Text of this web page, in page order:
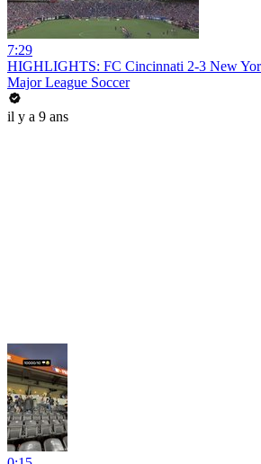
7:29
HIGHLIGHTS: FC Cincinnati 2-3 New
Major League Soccer
il y a 9 ans